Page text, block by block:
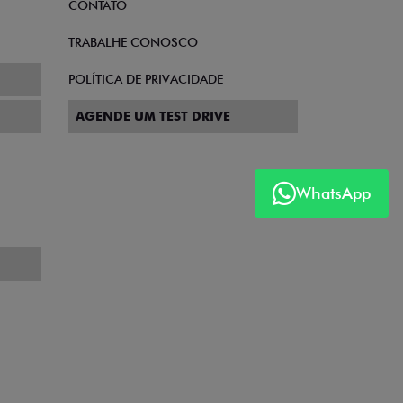
WhatsApp
CONTATO
TRABALHE CONOSCO
POLÍTICA DE PRIVACIDADE
AGENDE UM TEST DRIVE